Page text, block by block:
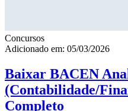
Concursos
Adicionado em: 05/03/2026
Baixar BACEN
(Contabilidade/
Completo